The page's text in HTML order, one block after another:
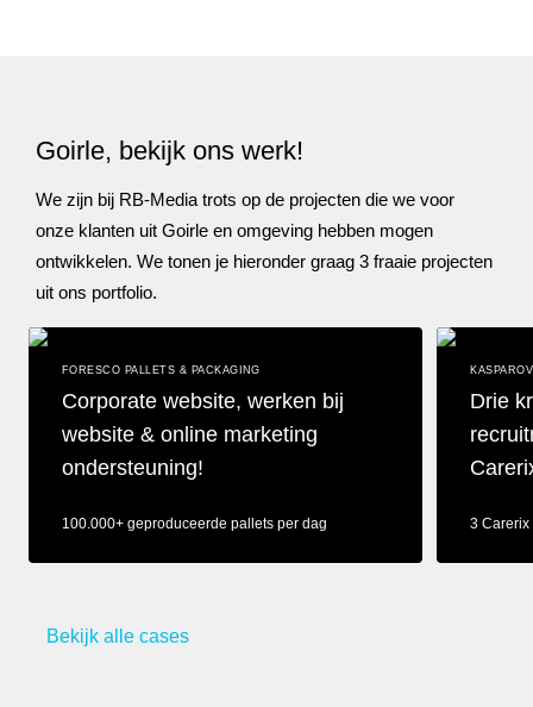
Goirle, bekijk ons werk!
We zijn bij RB-Media trots op de projecten die we voor
onze klanten uit Goirle en omgeving hebben mogen
ontwikkelen. We tonen je hieronder graag 3 fraaie projecten
uit ons portfolio.
FORESCO PALLETS & PACKAGING
Corporate website, werken bij
website & online marketing
ondersteuning!
100.000+ geproduceerde pallets per dag
Drie
3
Bekijk alle cases